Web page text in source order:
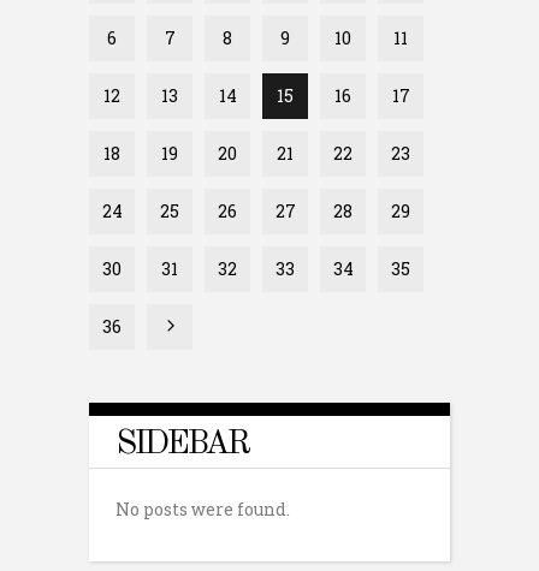
6 7 8 9 10 11
12 13 14 15 16 17
18 19 20 21 22 23
24 25 26 27 28 29
30 31 32 33 34 35
36
SIDEBAR
No posts were found.